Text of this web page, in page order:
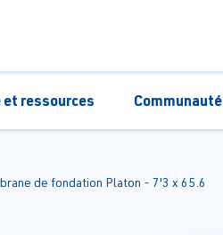
ressources Communauté
de fondation Platon - 7'3 x 65.6